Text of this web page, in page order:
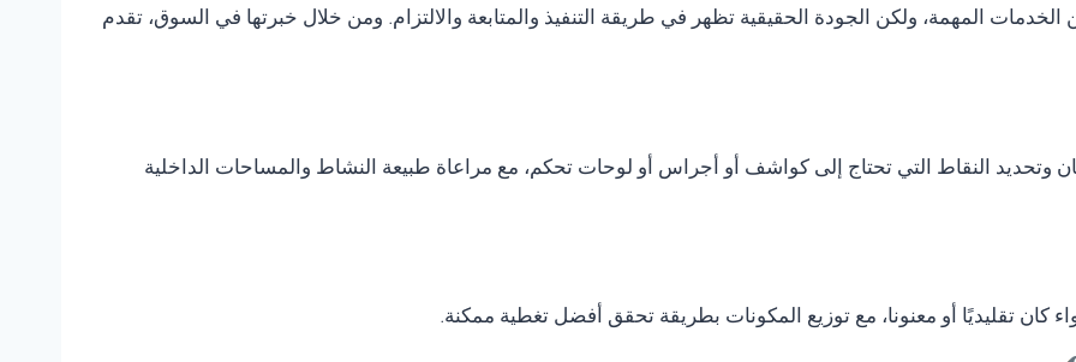
المهمة، ولكن الجودة الحقيقية تظهر في طريقة التنفيذ والمتابعة والالتزام. ومن خلال خبرتها في السوق، تقدم
وتحديد النقاط التي تحتاج إلى كواشف أو أجراس أو لوحات تحكم، مع مراعاة طبيعة النشاط والمساحات الداخلية
كان تقليديًا أو معنونا، مع توزيع المكونات بطريقة تحقق أفضل تغطية ممكنة.